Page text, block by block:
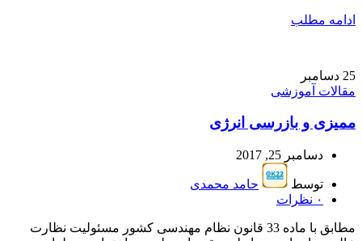
ادامه مطلب
25 دسامبر
مقالات آموزشی
ممیزى و بازرسى انرژى
دسامبر 25, 2017
توسط
حامد محمدی
۰ نظرات
مطابق با ماده 33 قانون نظام مهندسی کشور مسئولیت نظارت